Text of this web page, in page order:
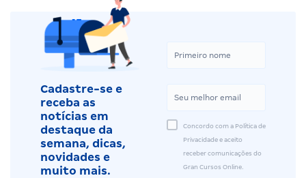
Cadastre-se e
receba as
notícias em
destaque da
semana, dicas,
novidades e
muito mais.
Concordo com a Política de
Privacidade e aceito
receber comunicações do
Gran Cursos Online.